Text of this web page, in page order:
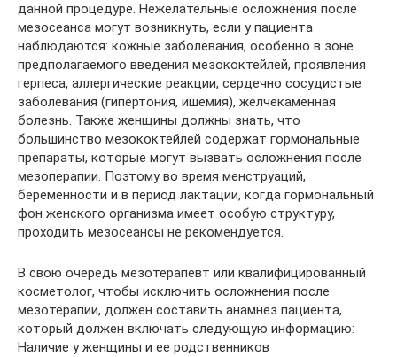
данной процедуре. Нежелательные осложнения после
мезосеанса могут возникнуть, если у пациента
наблюдаются: кожные заболевания, особенно в зоне
предполагаемого введения мезококтейлей, проявления
герпеса, аллергические реакции, сердечно сосудистые
заболевания (гипертония, ишемия), желчекаменная
болезнь. Также женщины должны знать, что
большинство мезококтейлей содержат гормональные
препараты, которые могут вызвать осложнения после
мезоперапии. Поэтому во время менструаций,
беременности и в период лактации, когда гормональный
фон женского организма имеет особую структуру,
проходить мезосеансы не рекомендуется.
В свою очередь мезотерапевт или квалифицированный
косметолог, чтобы исключить осложнения после
мезотерапии, должен составить анамнез пациента,
который должен включать следующую информацию:
Наличие у женщины и ее родственников